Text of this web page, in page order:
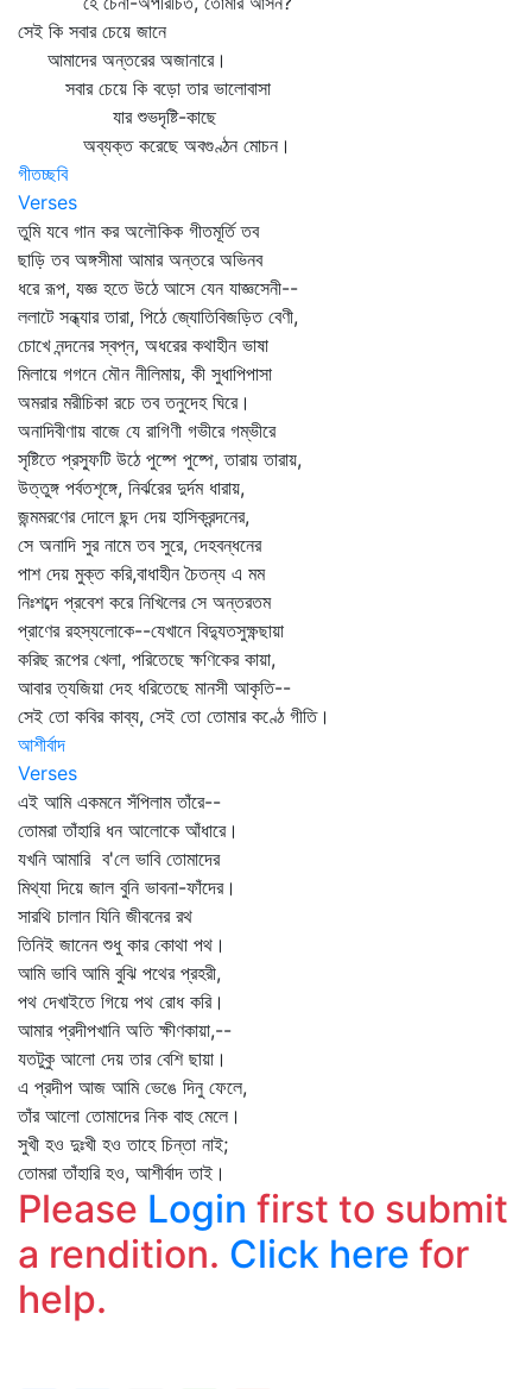
সেই কি সবার চেয়ে জানে
আমাদের অন্তরের অজানারে।
সবার চেয়ে কি বড়ো তার ভালোবাসা
যার শুভদৃষ্টি-কাছে
অব্যক্ত করেছে অবগুণ্ঠন মোচন।
গীতচ্ছবি
Verses
তুমি যবে গান কর অলৌকিক গীতমূর্তি তব
ছাড়ি তব অঙ্গসীমা আমার অন্তরে অভিনব
ধরে রূপ, যজ্ঞ হতে উঠে আসে যেন যাজ্ঞসেনী--
ললাটে সন্ধ্যার তারা, পিঠে জ্যোতিবিজড়িত বেণী,
চোখে নন্দনের স্বপ্ন, অধরের কথাহীন ভাষা
মিলায়ে গগনে মৌন নীলিমায়, কী সুধাপিপাসা
অমরার মরীচিকা রচে তব তনুদেহ ঘিরে।
অনাদিবীণায় বাজে যে রাগিণী গভীরে গম্ভীরে
সৃষ্টিতে প্রস্ফুটি উঠে পুষ্পে পুষ্পে, তারায় তারায়,
উত্তুঙ্গ পর্বতশৃঙ্গে, নির্ঝরের দুর্দম ধারায়,
জন্মমরণের দোলে ছন্দ দেয় হাসিক্রন্দনের,
সে অনাদি সুর নামে তব সুরে, দেহবন্ধনের
পাশ দেয় মুক্ত করি,বাধাহীন চৈতন্য এ মম
নিঃশব্দে প্রবেশ করে নিখিলের সে অন্তরতম
প্রাণের রহস্যলোকে--যেখানে বিদ্যুতসুক্ষ্ণছায়া
করিছ রূপের খেলা, পরিতেছে ক্ষণিকের কায়া,
আবার ত্যজিয়া দেহ ধরিতেছে মানসী আকৃতি--
সেই তো কবির কাব্য, সেই তো তোমার কণ্ঠে গীতি।
আশীর্বাদ
Verses
এই আমি একমনে সঁপিলাম তাঁরে--
তোমরা তাঁহারি ধন আলোকে আঁধারে।
যখনি আমারি ব'লে ভাবি তোমাদের
মিথ্যা দিয়ে জাল বুনি ভাবনা-ফাঁদের।
সারথি চালান যিনি জীবনের রথ
তিনিই জানেন শুধু কার কোথা পথ।
আমি ভাবি আমি বুঝি পথের প্রহরী,
পথ দেখাইতে গিয়ে পথ রোধ করি।
আমার প্রদীপখানি অতি ক্ষীণকায়া,--
যতটুকু আলো দেয় তার বেশি ছায়া।
এ প্রদীপ আজ আমি ভেঙে দিনু ফেলে,
তাঁর আলো তোমাদের নিক বাহু মেলে।
সুখী হও দুঃখী হও তাহে চিন্তা নাই;
তোমরা তাঁহারি হও, আশীর্বাদ তাই।
Please Login first to submit
a rendition. Click here for
help.